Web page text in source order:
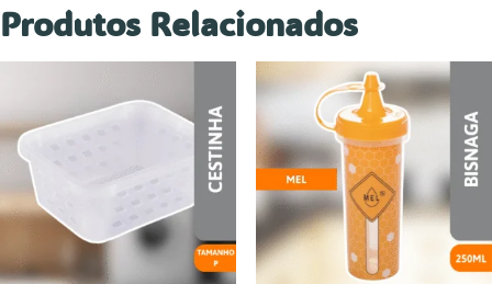
Produtos Relacionados